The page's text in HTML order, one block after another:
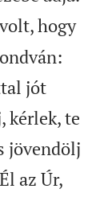
hogy
jót
kérlek, te
jövendölj
az Úr,